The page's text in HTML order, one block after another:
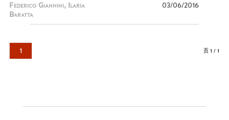
Federico Giannini, Ilaria
Baratta
03/06/2016
1 页 1 / 1